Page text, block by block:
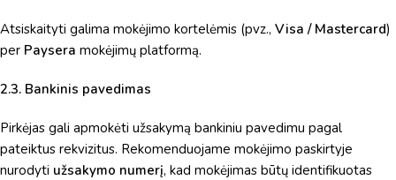
Atsiskaityti galima mokėjimo kortelėmis (pvz., Visa / Mastercard)
per Paysera mokėjimų platformą.
2.3. Bankinis pavedimas
Pirkėjas gali apmokėti užsakymą bankiniu pavedimu pagal
pateiktus rekvizitus. Rekomenduojame mokėjimo paskirtyje
nurodyti užsakymo numerį, kad mokėjimas būtų identifikuotas